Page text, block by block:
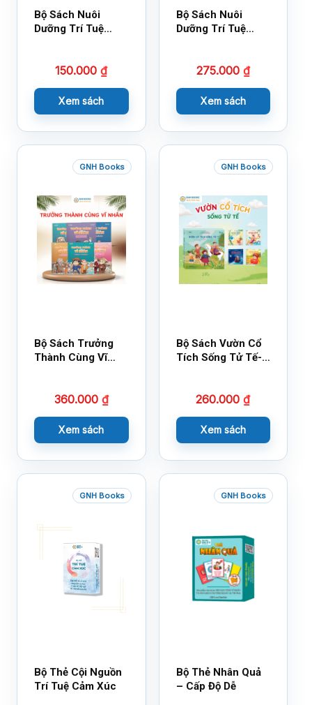
Bộ Sách Nuôi
Dưỡng Trí Tuệ
150.000₫
Xem sách
Bộ Sách Nuôi
Dưỡng Trí Tuệ
275.000 ₫
Xem sách
GNH Books
Bộ Sách Trưởng
Thành Cùng Vĩ
360.000 ₫
Xem sách
GNH Books
Bộ Sách Vườn Cổ
Tích Sống Tử Tế-
260.000₫
Xem sách
GNH Books
Bộ Thẻ Cội Nguồn
Trí Tuệ Cảm Xúc
GNH Books
Bộ Thẻ Nhân Quả
– Cấp Độ Dễ